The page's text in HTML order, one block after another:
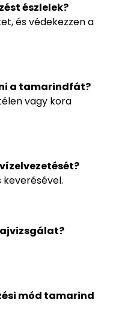
észlelek?
és védekezzen a
a tamarindfát?
vagy kora
mód tamarind